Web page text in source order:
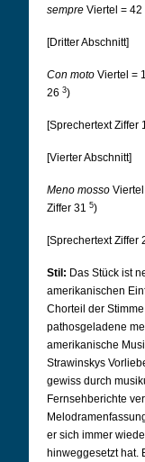
sempre Viertel = 42
[Dritter Abschnitt]
Con moto Viertel =
26 3)
[Sprechertext Ziffer
[Vierter Abschnitt]
Meno mosso
Ziffer 31 5)
[Sprechertext Ziffer
Stil: Das Stück ist
amerikanischen
Chorteil der
pathosgeladene
amerikanische
Strawinskys
gewiss durch
Fernsehberichte
er sich immer
hinweggesetzt hat.